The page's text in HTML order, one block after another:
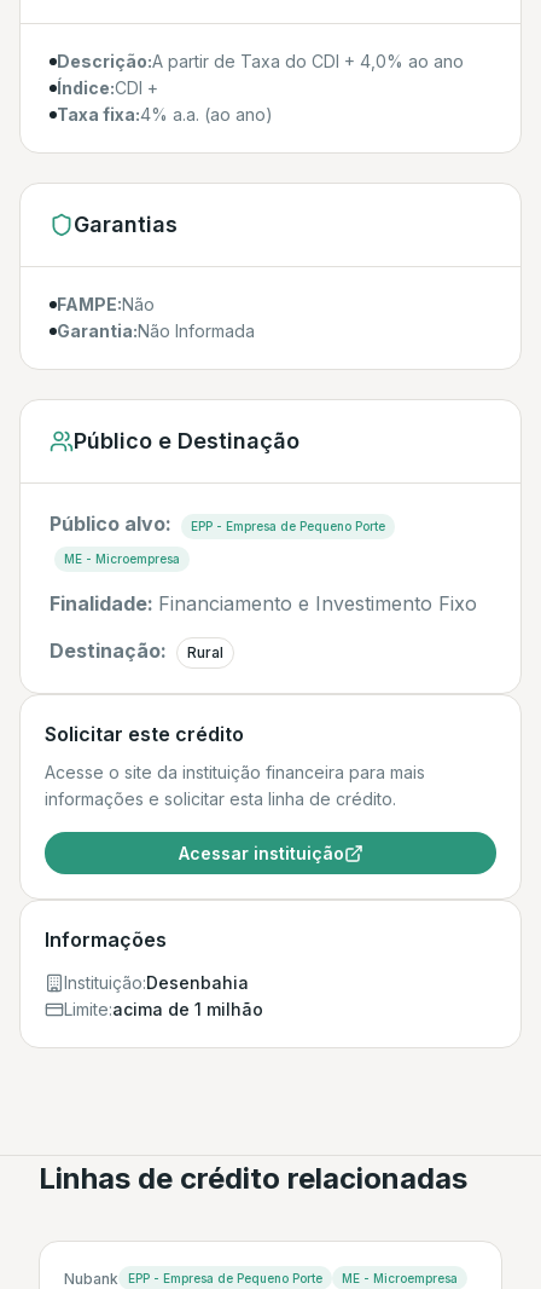
Descrição:A partir de Taxa do CDI + 4,0% ao ano
Índice:CDI +
Taxa fixa:4% a.a. (ao ano)
Garantias
FAMPE:Não
Garantia:Não Informada
Público e Destinação
Público alvo: EPP - Empresa de Pequeno Porte
ME - Microempresa
Finalidade: Financiamento e Investimento Fixo
Destinação:
Rural
Solicitar este crédito
Acesse o site da instituição financeira para mais
informações e solicitar esta linha de crédito.
Acessar instituição
Informações
Instituição:Desenbahia
Limite:acima de 1 milhão
Linhas de crédito relacionadas
Nubank
EPP - Empresa de Pequeno Porte
ME - Microempresa